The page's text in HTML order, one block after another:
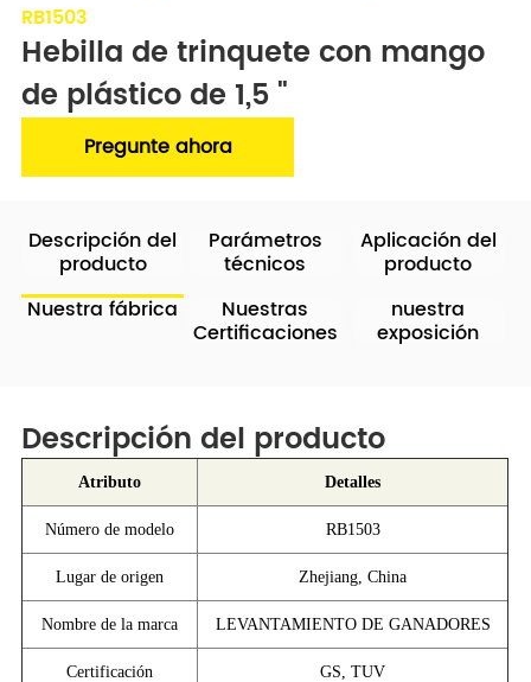
RB1503
Hebilla de trinquete con mango
de plástico de 1,5 "
Pregunte ahora
Descripción del
producto
Parámetros
técnicos
Aplicación del
producto
Nuestra fábrica
Nuestras
Certificaciones
nuestra
exposición
Descripción del producto
Atributo Detalles
Número de modelo RB1503
Lugar de origen Zhejiang, China
Nombre de la marca LEVANTAMIENTO DE GANADORES
Certificación GS, TUV